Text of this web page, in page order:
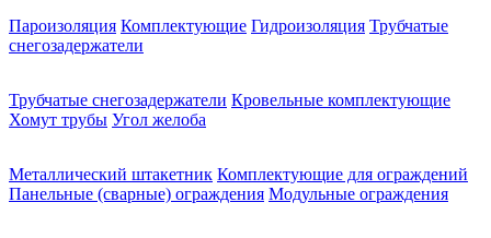
Пароизоляция Комплектующие Гидроизоляция Трубчатые
снегозадержатели
Трубчатые снегозадержатели Кровельные комплектующие
Хомут трубы Угол желоба
Металлический штакетник Комплектующие для ограждений
Панельные (сварные) ограждения Модульные ограждения